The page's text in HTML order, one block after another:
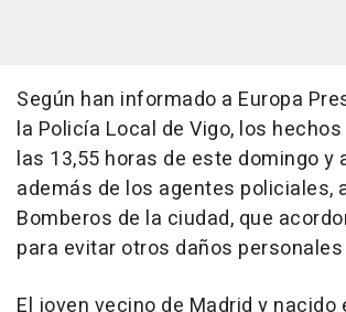
Según han informado a Europa
la Policía Local de Vigo, los
las 13,55 horas de este domingo y
además de los agentes policiales,
Bomberos de la ciudad, que
para evitar otros daños
El joven vecino de Madrid y nacido